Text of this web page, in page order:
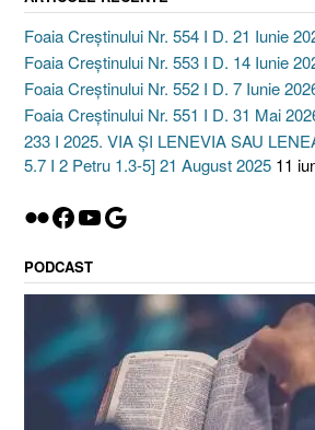
Foaia Creștinului Nr. 554 I D. 21 Iunie
Foaia Creștinului Nr. 553 I D. 14 Iunie
Foaia Creștinului Nr. 552 I D. 7 Iunie
Foaia Creștinului Nr. 551 I D. 31 Mai
233 I 2025. VIA ȘI LENEVIA SAU
5.7 I 2 Petru 1.3-5] 21 August 2025 11
Flickr
Facebook
YouTube
Google
PODCAST